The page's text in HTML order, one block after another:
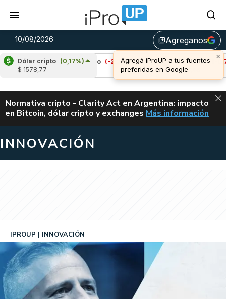
10/08/2026 library_addAgreganos
Dólar cripto (0,17%)
$ 1578,77
Cardano (-2,24%)
Avalanche (-0,76%)
u$s 6,46
ALERTA
Normativa cripto - Clarity Act en Argentina: impacto
en Bitcoin, dólar cripto y exchanges CLARITY ACT EN
Más información
INNOVACIÓN
IPROUP INNOVACIÓN